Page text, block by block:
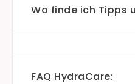
Wo finde ich Tipps
FAQ HydraCare: